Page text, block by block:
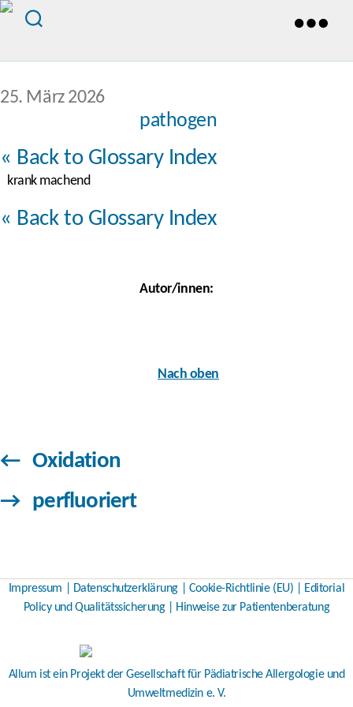
Veröffentlichungsdatum
25. März 2026
pathogen
« Back to Glossary Index
krank machend
« Back to Glossary Index
Autor/innen:
Nach oben
← Oxidation
→ perfluoriert
Impressum Datenschutzerklärung Cookie-Richtlinie (EU)
Editorial
Policy und Qualitätssicherung| Hinweise zur Patientenberatung
Allum ist ein Projekt derGesellschaft für Pädiatrische Allergologie und
Umweltmedizin e. V.